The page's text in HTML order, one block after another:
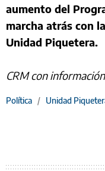
aumento del
marcha atrás con
Unidad Piquetera.
CRM con
Política / Unidad